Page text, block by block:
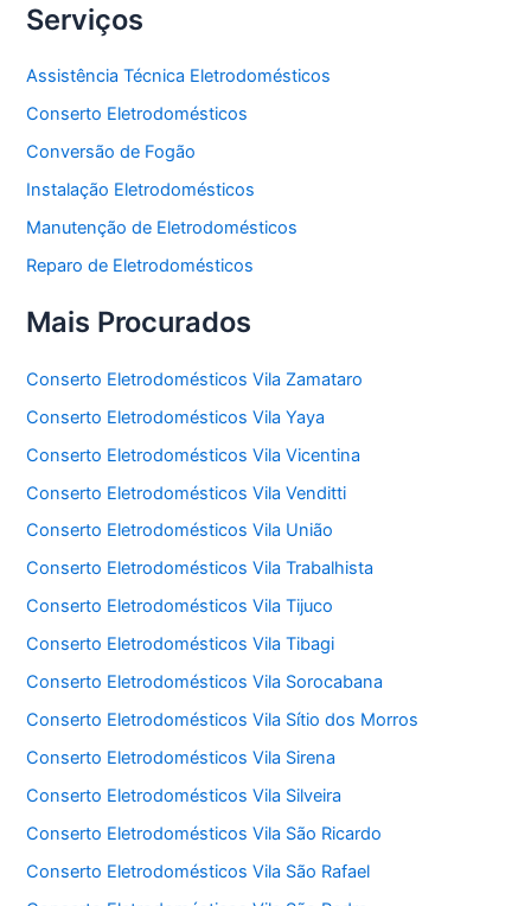
Serviços
Assistência Técnica Eletrodomésticos
Conserto Eletrodomésticos
Conversão de Fogão
Instalação Eletrodomésticos
Manutenção de Eletrodomésticos
Reparo de Eletrodomésticos
Mais Procurados
Conserto Eletrodomésticos Vila Zamataro
Conserto Eletrodomésticos Vila Yaya
Conserto Eletrodomésticos Vila Vicentina
Conserto Eletrodomésticos Vila Venditti
Conserto Eletrodomésticos Vila União
Conserto Eletrodomésticos Vila Trabalhista
Conserto Eletrodomésticos Vila Tijuco
Conserto Eletrodomésticos Vila Tibagi
Conserto Eletrodomésticos Vila Sorocabana
Conserto Eletrodomésticos Vila Sítio dos Morros
Conserto Eletrodomésticos Vila Sirena
Conserto Eletrodomésticos Vila Silveira
Conserto Eletrodomésticos Vila São Ricardo
Conserto Eletrodomésticos Vila São Rafael